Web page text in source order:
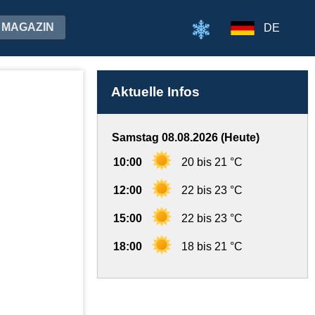
MAGAZIN DE
Aktuelle Infos
Samstag 08.08.2026 (Heute)
10:00 20 bis 21 °C
12:00 22 bis 23 °C
15:00 22 bis 23 °C
18:00 18 bis 21 °C